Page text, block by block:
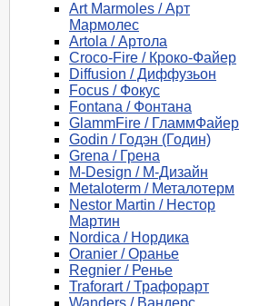
Art Marmoles / Арт
Мармолес
Artola / Артола
Croco-Fire / Кроко-Файер
Diffusion / Диффузьон
Focus / Фокус
Fontana / Фонтана
GlammFire / ГламмФайер
Godin / Годэн (Годин)
Grena / Грена
M-Design / М-Дизайн
Metaloterm / Металотерм
Nestor Martin / Нестор
Мартин
Nordica / Нордика
Oranier / Оранье
Regnier / Ренье
Traforart / Трафорарт